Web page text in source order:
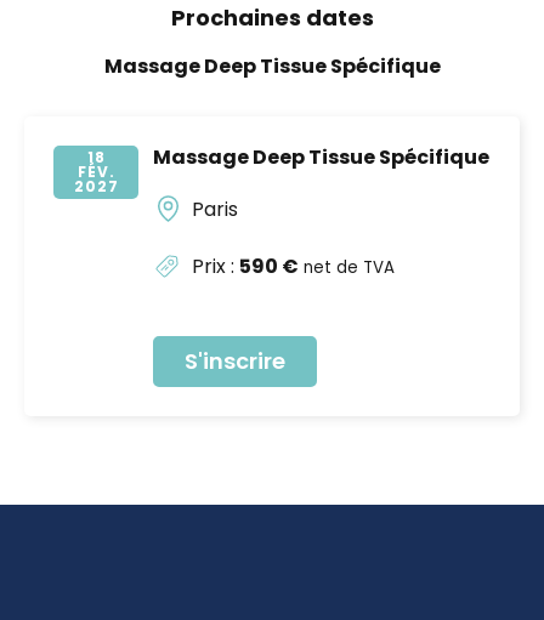
Prochaines dates
Massage Deep Tissue Spécifique
18
FÉV
2027
Massage Deep Tissue Spécifique
Paris
Prix : 590 € net de TVA
S'inscrire